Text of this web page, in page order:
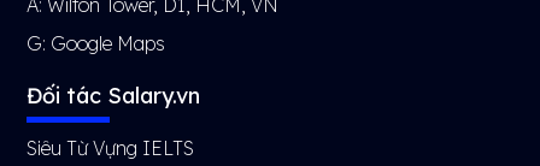
G: Google Maps
Đối tác Salary.vn
Siêu Từ Vựng IELTS